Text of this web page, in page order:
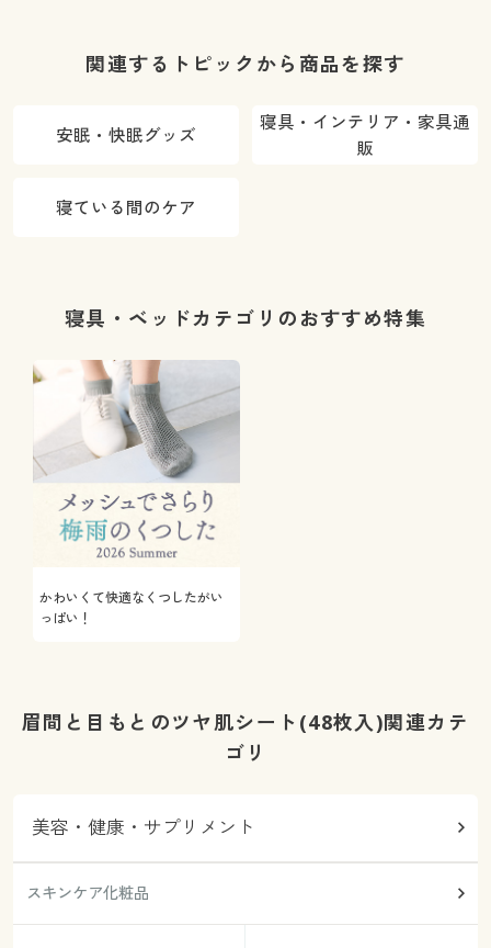
関連するトピックから商品を探す
安眠・快眠グッズ
寝具・インテリア・家具通
販
寝ている間のケア
寝具・ベッドカテゴリのおすすめ特集
かわいくて快適なくつしたがい
っぱい！
眉間と目もとのツヤ肌シート(48枚入)関連カテ
ゴリ
美容・健康・サプリメント
スキンケア化粧品